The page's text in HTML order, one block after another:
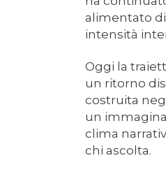
alimentato
intensità
Oggi la
un ritorno
costruita
un
clima
chi ascolta.